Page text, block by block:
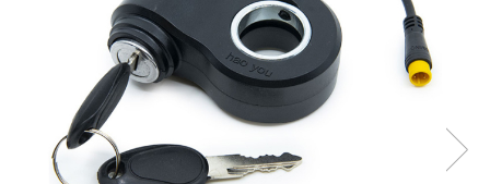
Contact cu cheie
https://www.doctortrotineta.ro/frane
Discuri frana
Placute de frana